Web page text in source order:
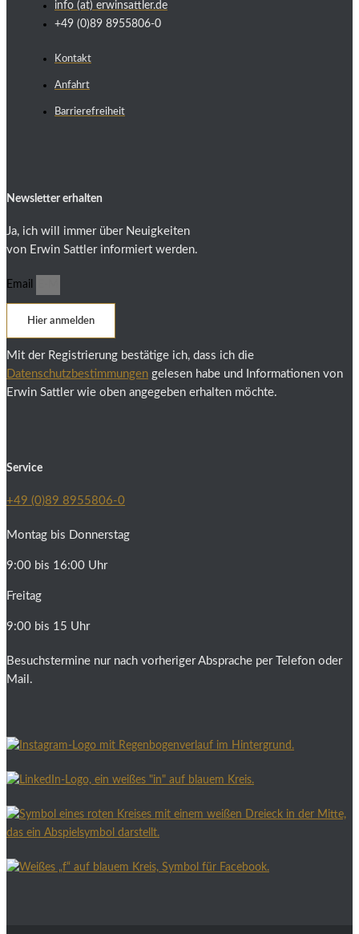
info (at) erwinsattler.de
+49 (0)89 8955806-0
Kontakt
Anfahrt
Barrierefreiheit
Newsletter erhalten
Ja, ich will immer über Neuigkeiten
von Erwin Sattler informiert werden.
Email
Hier anmelden
Mit der Registrierung bestätige ich, dass ich die
Datenschutzbestimmungen gelesen habe und Informationen von
Erwin Sattler wie oben angegeben erhalten möchte.
Service
+49 (0)89 8955806-0
Montag bis Donnerstag
9:00 bis 16:00 Uhr
Freitag
9:00 bis 15 Uhr
Besuchstermine nur nach vorheriger Absprache per Telefon oder
Mail.